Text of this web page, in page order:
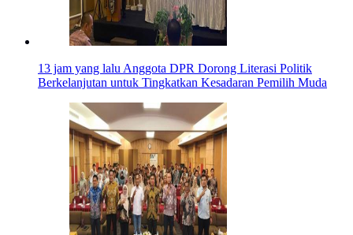
13 jam yang laluAnggota DPR Dorong Literasi Politik
Berkelanjutan untuk Tingkatkan Kesadaran Pemilih Muda